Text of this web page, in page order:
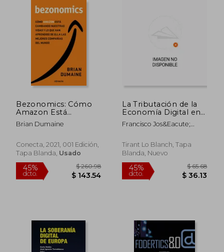
45%
Bezonomics: Cómo
Amazon Está
Cambiando Nuestras
Vidas y qué han
Mejores Empresas
del Mundo (Conecta)
Brian Dumaine
Conecta, 2021, 001 Edición,
Tapa Blanda, Usado
La Tributación de la
Economía Digital en
el Contexto
Internacional,
(Temática Tirant
Tributario)
Francisco Jos&Eacute;
Tirant Lo Blanch, Tapa
Blanda, Nuevo